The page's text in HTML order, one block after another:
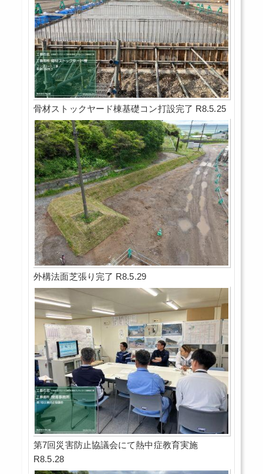
骨材ストックヤード棟基礎コン打設完了 R8.5.25
外構法面芝張り完了 R8.5.29
第7回災害防止協議会にて熱中症教育実施
R8.5.28